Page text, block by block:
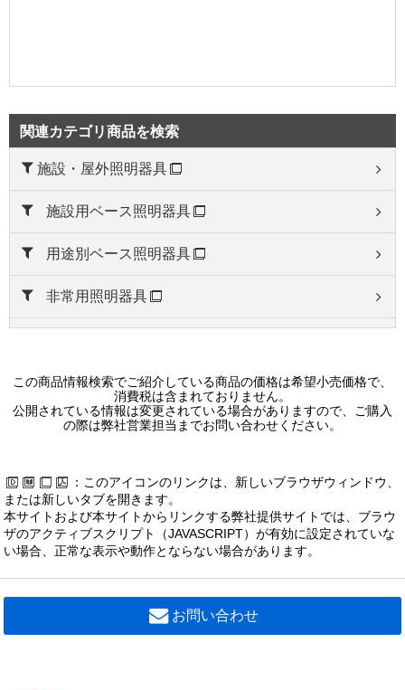
関連カテゴリ商品を検索
施設・屋外照明器具
施設用ベース照明器具
用途別ベース照明器具
非常用照明器具
スポットライト
ダウンライト
屋外用照明器具
直管形LEDランプ
電源内蔵直管形LEDランプ
TENQOOシリーズ
この商品情報検索でご紹介している商品の価格は希望小売価格で、
消費税は含まれておりません。
公開されている情報は変更されている場合がありますので、ご購入
の際は弊社営業担当までお問い合わせください。
：このアイコンのリンクは、新しいブラウザウィンドウ、
または新しいタブを開きます。
本サイトおよび本サイトからリンクする弊社提供サイトでは、ブラウ
ザのアクティブスクリプト（JAVASCRIPT）が有効に設定されていな
い場合、正常な表示や動作とならない場合があります。
お問い合わせ